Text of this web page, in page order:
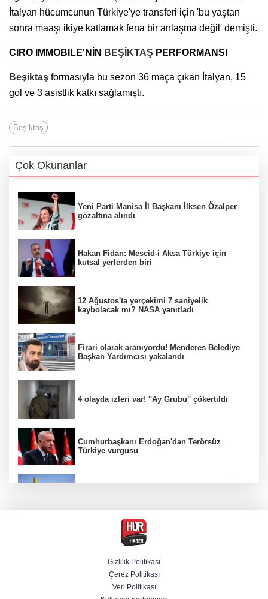
İtalyan hücumcunun Türkiye'ye transferi için 'bu yaştan
sonra maaşı ikiye katlamak fena bir anlaşma değil' demişti.
CIRO IMMOBILE'NİN BEŞİKTAŞ PERFORMANSI
Beşiktaş formasıyla bu sezon 36 maça çıkan İtalyan, 15
gol ve 3 asistlik katkı sağlamıştı.
Beşiktaş
Çok Okunanlar
Yeni Parti Manisa İl Başkanı İlksen Özalper
gözaltına alındı
Hakan Fidan: Mescid-i Aksa Türkiye için
kutsal yerlerden biri
12 Ağustos'ta yerçekimi 7 saniyelik
kaybolacak mı? NASA yanıtladı
Firari olarak aranıyordu! Menderes Belediye
Başkan Yardımcısı yakalandı
4 olayda izleri var! ''Ay Grubu'' çökertildi
Cumhurbaşkanı Erdoğan'dan Terörsüz
Türkiye vurgusu
Üsküdar'daki başkan vekilliği seçimine AK
Parti'den itiraz
Dünya devinde üst düzey görev değişimi!
Türk isim başkan yardımcısı oldu
Gizlilik Politikası
Çerez Politikası
Veri Politikası